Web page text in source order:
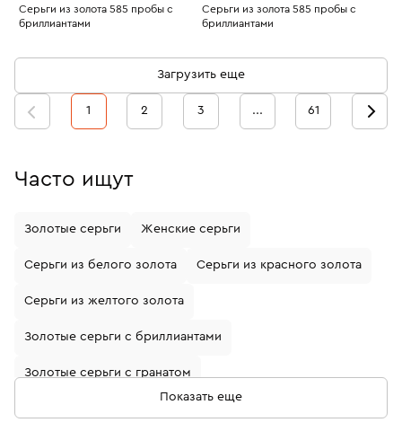
Серьги из золота 585 пробы с
бриллиантами
Серьги из золота 585 пробы с
бриллиантами
Загрузить еще
1 2 3 ... 61
Часто ищут
Золотые серьги Женские серьги
Серьги из белого золота Серьги из красного золота
Серьги из желтого золота
Золотые серьги с бриллиантами
Золотые серьги с гранатом
Показать еще